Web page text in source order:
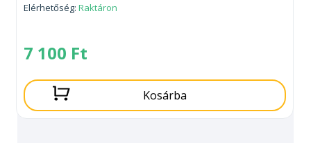
Elérhetőség: Raktáron
7 100 Ft
Kosárba